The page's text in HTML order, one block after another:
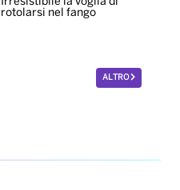
rotolarsi nel fango
ALTRO